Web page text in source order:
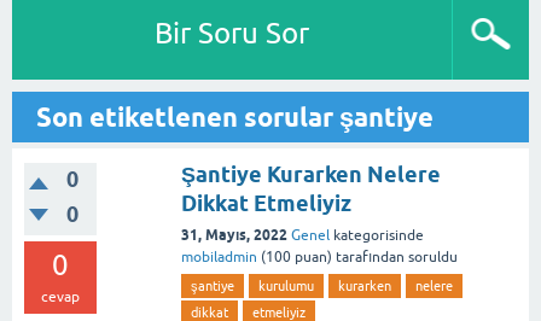
Bir Soru Sor
Son etiketlenen sorular şantiye
0
0
0
cevap
Şantiye Kurarken Nelere
Dikkat Etmeliyiz
31, Mayıs, 2022 Genel kategorisinde
mobiladmin (100 puan) tarafından soruldu
şantiye kurulumu kurarken
nelere
dikkat
etmeliyiz